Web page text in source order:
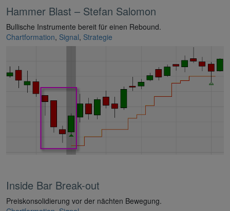
Hammer Blast – Stefan Salomon
Bullische Instrumente bereit für einen Rebound.
Chartformation, Signal, Strategie
Inside Bar Break-out
Preiskonsolidierung vor der nächten Bewegung.